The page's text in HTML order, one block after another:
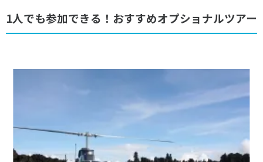
1人でも参加できる！おすすめオプショナルツアー